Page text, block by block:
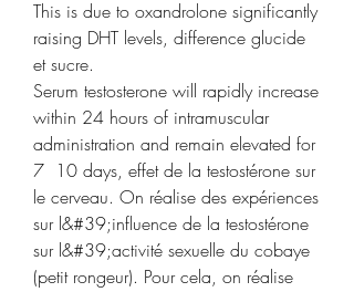
This is due to oxandrolone significantly
raising DHT levels, difference glucide
et sucre.
Serum testosterone will rapidly increase
within 24 hours of intramuscular
administration and remain elevated for
7  10 days, effet de la testostérone sur
le cerveau. On réalise des expériences
sur l&#39;influence de la testostérone
sur l&#39;activité sexuelle du cobaye
(petit rongeur). Pour cela, on réalise